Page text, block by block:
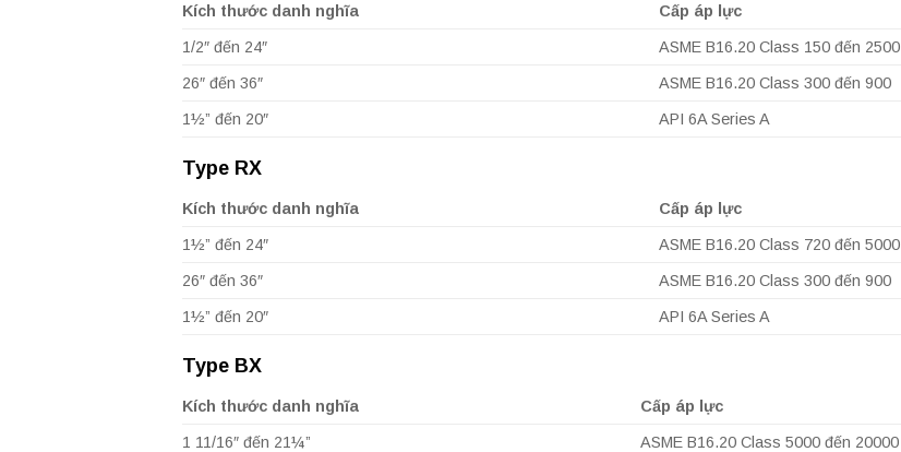
Kích thước danh nghĩa Cấp áp lực
1/2″ đến 24″ ASME B16.20 Class 150 đến 2500
26″ đến 36″ ASME B16.20 Class 300 đến 900
1½” đến 20″ API 6A Series A
Type RX
Kích thước danh nghĩa Cấp áp lực
1½” đến 24″ ASME B16.20 Class 720 đến 5000
26″ đến 36″ ASME B16.20 Class 300 đến 900
1½” đến 20″ API 6A Series A
Type BX
Kích thước danh nghĩa Cấp áp lực
1 11/16″ đến 21¼” ASME B16.20 Class 5000 đến 20000